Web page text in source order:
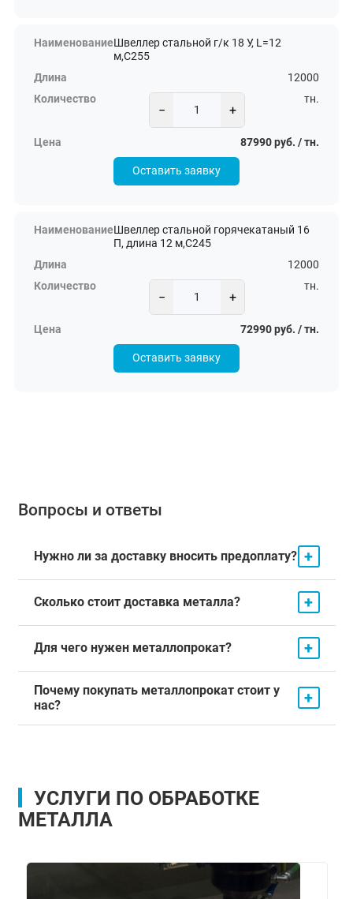
Швеллер стальной г/к 18 У, L=12
м,С255
12000
− +
тн.
87990 руб. / тн.
Оставить заявку
Швеллер стальной горячекатаный 16
П, длина 12 м,С245
12000
− +
тн.
72990 руб. / тн.
Оставить заявку
Вопросы и ответы
Нужно ли за доставку вносить предоплату? +
Сколько стоит доставка металла? +
Для чего нужен металлопрокат? +
Почему покупать металлопрокат стоит у
нас?
+
УСЛУГИ ПО ОБРАБОТКЕ
МЕТАЛЛА